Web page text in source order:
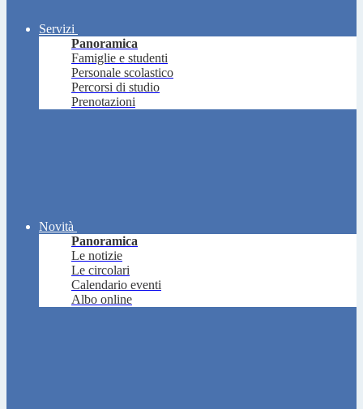
Servizi
Panoramica
Famiglie e studenti
Personale scolastico
Percorsi di studio
Prenotazioni
Novità
Panoramica
Le notizie
Le circolari
Calendario eventi
Albo online